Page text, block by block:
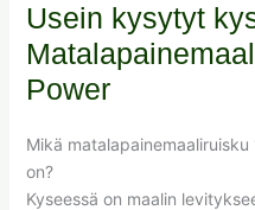
Usein kysytyt
Power
Mikä
on?
Kyseessä on maalin